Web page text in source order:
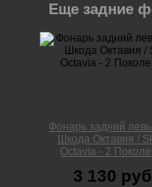
Еще задние
Фонарь задний
Шкода Октавия /
Octavia - 2
3 130